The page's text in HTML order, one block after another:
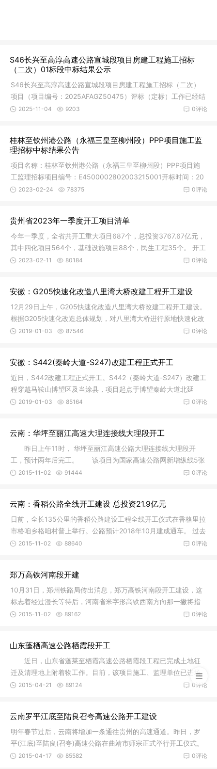
S46长兴至高淳高速公路宣城段项目房建工程施工招标
（二次）01标段中标结果公示
S46长兴至高淳高速公路宣城段项目房建工程施工招标（二次）
项目（项目编号：2025AFAGZ50475）评标（定标）工作已经结
束，中标人
0评论
2025-11-04 9203
桂林至钦州港公路（永福三皇至柳州段）PPP项目施工监
理招标中标结果公告
项目名称：桂林至钦州港公路（永福三皇至柳州段）PPP项目施
工监理招标项目编号：E4500002802003215001开标时间：20
23年2月13日评
0评论
2023-02-24 78375
贵州省2023年一季度开工项目清单
今年一季度，全省共开工重大项目687个，总投资3767.67亿元，
其中四化项目564个，基础设施项目88个，民生工程35个。 开工
项目全名
0评论
2023-02-11 80184
安徽：G205快速化改造八里湾大桥改建工程开工建设
12月29日上午，G205快速化改造八里湾大桥改建工程开工建设。
根据G205快速化改造总体规划，对八里湾大桥进行原地快速化改
造，此次
0评论
2019-01-03 87546
安徽：S442(秦岭大道-S247)改建工程正式开工
近日，S442改建工程正式开工。S442（秦岭大道-S247）改建工
程穿越马鞍山博望区及当涂县，项目起点于博望秦岭大道北延
段，终于河
0评论
2019-01-03 85164
云南：华坪至丽江高速大理连接线大理段开工
昨日上午11时， 华坪至丽江高速公路大理连接线大理段开
工，预计两年后完工。 该项目为国家高速公路网新增纵线5张
掖至打洛
0评论
2015-11-02 91444
云南：香稻公路全线开工建设 总投资21.9亿元
日前，全长135公里的香稻公路建设工程全线开工仪式在香格里拉
市格咱乡格咱村普上举行。公路预计2018年10月建成通车。 过去
从香格
0评论
2015-11-02 88640
郑万高铁河南段开建
10月31日，郑州铁路局传出消息，郑万高铁河南段开工建设，这
标志着经过漫长等待后，河南省米字形高铁西南方向那一撇将指
日可待，
0评论
2015-11-02 89162
山东蓬栖高速公路栖霞段开工
近日，山东省蓬莱至栖霞高速公路栖霞段工程已完成土地征
迁及清理地上附着物工作。目前，该项目施工、监理单位已进场
进行驻地
0评论
2015-04-21 89124
云南罗平江底至陆良召夸高速公路开工建设
明年春节过后，云南将增加一条通往贵州的高速通道。昨日，罗
平(江底)至陆良(召夸)高速公路在曲靖市师宗正式举行开工仪式。
目前，
0评论
2015-04-17 85582